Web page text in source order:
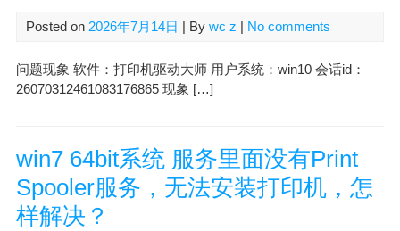
Posted on 2026年7月14日 | By wc z No comments
问题现象 软件：打印机驱动大师 用户系统：win10 会话id：
26070312461083176865 现象 […]
win7 64bit系统 服务里面没有Print
Spooler服务，无法安装打印机，怎
样解决？